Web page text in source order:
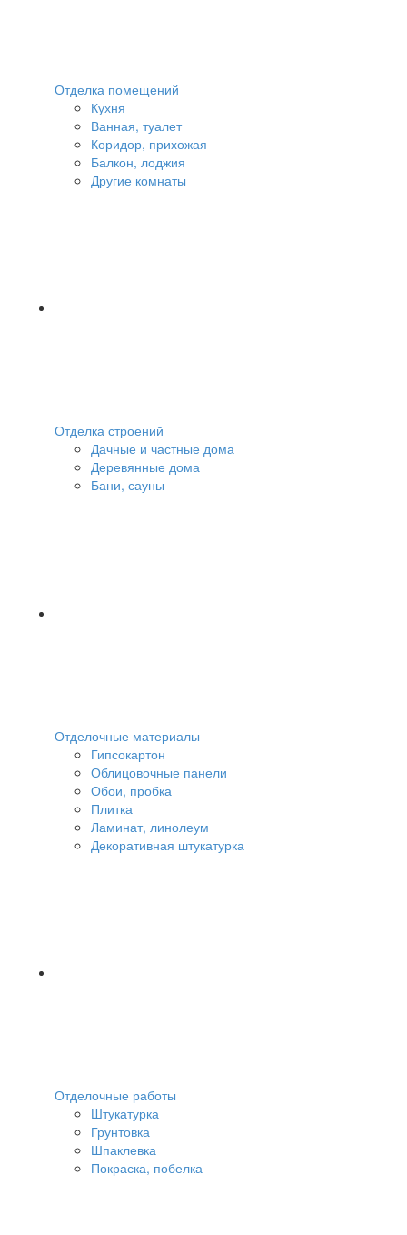
Отделка помещений
Кухня
Ванная, туалет
Коридор, прихожая
Балкон, лоджия
Другие комнаты
Отделка строений
Дачные и частные дома
Деревянные дома
Бани, сауны
Отделочные материалы
Гипсокартон
Облицовочные панели
Обои, пробка
Плитка
Ламинат, линолеум
Декоративная штукатурка
Отделочные работы
Штукатурка
Грунтовка
Шпаклевка
Покраска, побелка